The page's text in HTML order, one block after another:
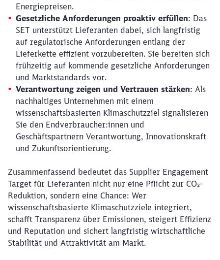
Energiepreisen.
Gesetzliche Anforderungen proaktiv erfüllen: Das
SET unterstützt Lieferanten dabei, sich langfristig
auf regulatorische Anforderungen entlang der
Lieferkette effizient vorzubereiten. Sie bereiten sich
frühzeitig auf kommende gesetzliche Anforderungen
und Marktstandards vor.
Verantwortung zeigen und Vertrauen stärken: Als
nachhaltiges Unternehmen mit einem
wissenschaftsbasierten Klimaschutzziel signalisieren
Sie den Endverbraucher:innen und
Geschäftspartnern Verantwortung, Innovationskraft
und Zukunftsorientierung.
Zusammenfassend bedeutet das Supplier Engagement
Target für Lieferanten nicht nur eine Pflicht zur CO₂-
Reduktion, sondern eine Chance: Wer
wissenschaftsbasierte Klimaschutzziele integriert,
schafft Transparenz über Emissionen, steigert Effizienz
und Reputation und sichert langfristig wirtschaftliche
Stabilität und Attraktivität am Markt.
Möchten Sie zu weitergeleitet
werden?
Abbrechen